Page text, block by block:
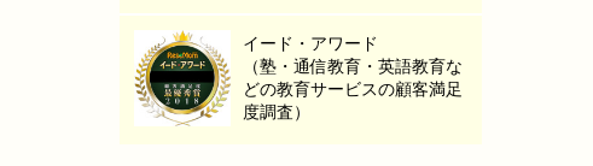
イード・アワード
（塾・通信教育・英語教育な
どの教育サービスの顧客満足
度調査）